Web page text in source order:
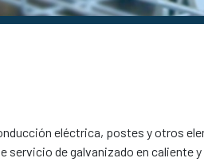
eléctrica, postes y otros
servicio de galvanizado en caliente y